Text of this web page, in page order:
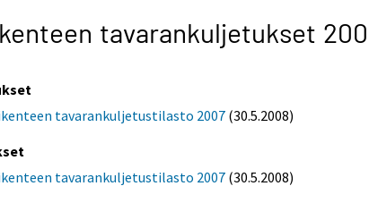
tavarankuljetukset
tavarankuljetustilasto 2007 (30.5.2008)
tavarankuljetustilasto 2007 (30.5.2008)